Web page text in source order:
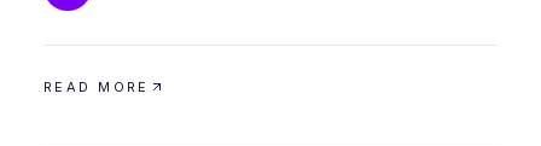
READ MORE